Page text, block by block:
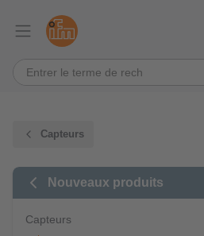
Capteurs
Nouveaux produits
Capteurs